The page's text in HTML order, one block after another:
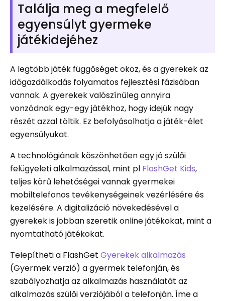
Találja meg a megfelelő
egyensúlyt gyermeke
játékidejéhez
A legtöbb játék függőséget okoz, és a gyerekek az
időgazdálkodás folyamatos fejlesztési fázisában
vannak. A gyerekek valószínűleg annyira
vonzódnak egy-egy játékhoz, hogy idejük nagy
részét azzal töltik. Ez befolyásolhatja a játék-élet
egyensúlyukat.
A technológiának köszönhetően egy jó szülői
felügyeleti alkalmazással, mint pl FlashGet Kids,
teljes körű lehetőségei vannak gyermekei
mobiltelefonos tevékenységeinek vezérlésére és
kezelésére. A digitalizáció növekedésével a
gyerekek is jobban szeretik online játékokat, mint a
nyomtatható játékokat.
Telepítheti a FlashGet Gyerekek alkalmazás
(Gyermek verzió) a gyermek telefonján, és
szabályozhatja az alkalmazás használatát az
alkalmazás szülői verziójából a telefonján. Íme a